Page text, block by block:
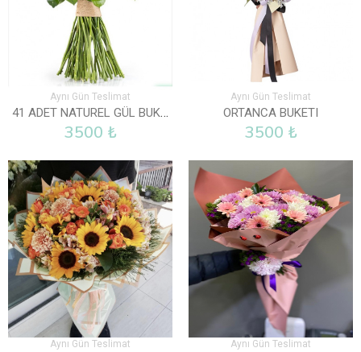
Aynı Gün Teslimat
41 ADET NATUREL GÜL BUKETI
3500 ₺
Aynı Gün Teslimat
ORTANCA BUKETI
3500 ₺
Aynı Gün Teslimat Aynı Gün Teslimat